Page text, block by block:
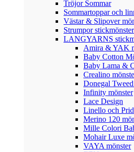
Tröjor Sommar
Sommartoppar och
Västar & Slipover
Strumpor stickmönster
LANGYARNS
Amira & YAK
Baby Cotton
Baby Lama &
Crealino
Donegal
Infinity mönster
Lace Design
Linello och
Merino 120
Mille Colori
Mohair Luxe
VAYA mönster